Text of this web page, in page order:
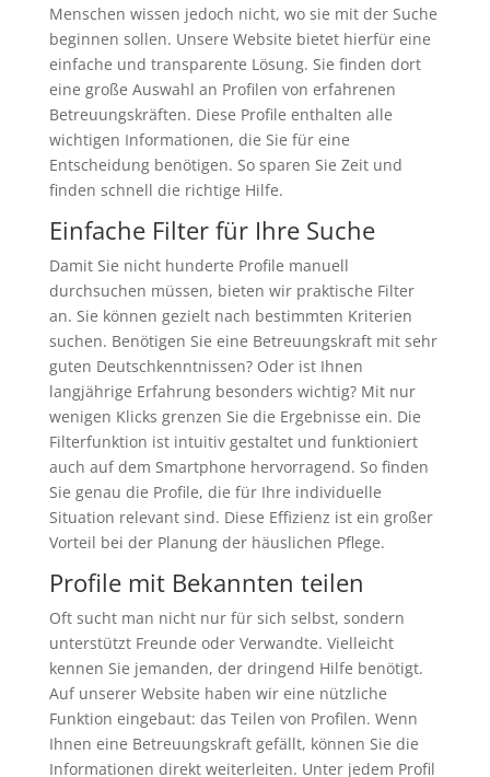
Menschen wissen jedoch nicht, wo sie mit der Suche
beginnen sollen. Unsere Website bietet hierfür eine
einfache und transparente Lösung. Sie finden dort
eine große Auswahl an Profilen von erfahrenen
Betreuungskräften. Diese Profile enthalten alle
wichtigen Informationen, die Sie für eine
Entscheidung benötigen. So sparen Sie Zeit und
finden schnell die richtige Hilfe.
Einfache Filter für Ihre Suche
Damit Sie nicht hunderte Profile manuell
durchsuchen müssen, bieten wir praktische Filter
an. Sie können gezielt nach bestimmten Kriterien
suchen. Benötigen Sie eine Betreuungskraft mit sehr
guten Deutschkenntnissen? Oder ist Ihnen
langjährige Erfahrung besonders wichtig? Mit nur
wenigen Klicks grenzen Sie die Ergebnisse ein. Die
Filterfunktion ist intuitiv gestaltet und funktioniert
auch auf dem Smartphone hervorragend. So finden
Sie genau die Profile, die für Ihre individuelle
Situation relevant sind. Diese Effizienz ist ein großer
Vorteil bei der Planung der häuslichen Pflege.
Profile mit Bekannten teilen
Oft sucht man nicht nur für sich selbst, sondern
unterstützt Freunde oder Verwandte. Vielleicht
kennen Sie jemanden, der dringend Hilfe benötigt.
Auf unserer Website haben wir eine nützliche
Funktion eingebaut: das Teilen von Profilen. Wenn
Ihnen eine Betreuungskraft gefällt, können Sie die
Informationen direkt weiterleiten. Unter jedem Profil